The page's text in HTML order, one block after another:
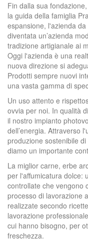
Fin dalla sua
la guida della famiglia
espansione, l'azienda
diventata un’azienda
tradizione artigianale ai
Oggi l'azienda è una
nuova direzione si
Prodotti sempre nuovi
una vasta gamma di
Un uso attento e
ovvia per noi. In qualità
il nostro impianto
dell’energia. Attraverso
produzione sostenibile
diamo un importante
La miglior carne, erbe
per l'affumicatura dolce:
controllate che vengono
processo di lavorazione
realizzate secondo
lavorazione
cui hanno bisogno, per
freschezza.